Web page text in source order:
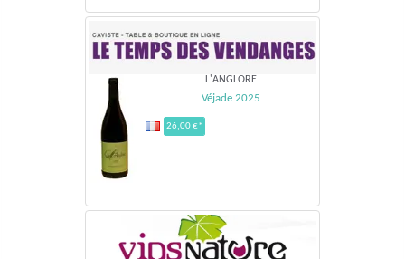
L'ANGLORE
Véjade 2025
26,00 €*